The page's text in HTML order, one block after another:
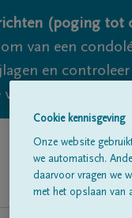
(poging tot
van een
en
echter
Cookie kennisgeving
Onze website
we automatisch.
daarvoor vragen we
met het opslaan van